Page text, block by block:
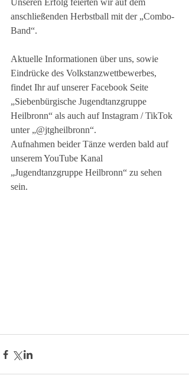
Unseren Erfolg feierten wir auf dem
anschließenden Herbstball mit der „Combo-
Band“.
Aktuelle Informationen über uns, sowie
Eindrücke des Volkstanzwettbewerbes,
findet Ihr auf unserer Facebook Seite
„Siebenbürgische Jugendtanzgruppe
Heilbronn“ als auch auf Instagram / TikTok
unter „@jtgheilbronn“.
Aufnahmen beider Tänze werden bald auf
unserem YouTube Kanal
„Jugendtanzgruppe Heilbronn“ zu sehen
sein.